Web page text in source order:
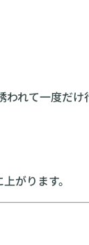
れて一度だ
がります。